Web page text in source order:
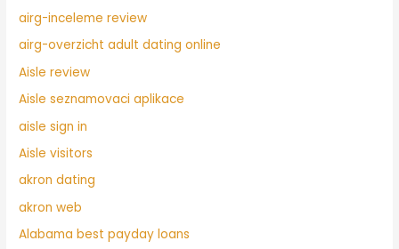
airg-inceleme review
airg-overzicht adult dating online
Aisle review
Aisle seznamovaci aplikace
aisle sign in
Aisle visitors
akron dating
akron web
Alabama best payday loans